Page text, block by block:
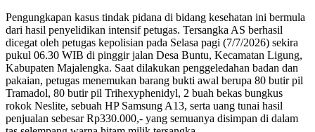
Pengungkapan kasus tindak pidana di bidang kesehatan ini bermula
dari hasil penyelidikan intensif petugas. Tersangka AS berhasil
dicegat oleh petugas kepolisian pada Selasa pagi (7/7/2026) sekira
pukul 06.30 WIB di pinggir jalan Desa Buntu, Kecamatan Ligung,
Kabupaten Majalengka. Saat dilakukan penggeledahan badan dan
pakaian, petugas menemukan barang bukti awal berupa 80 butir pil
Tramadol, 80 butir pil Trihexyphenidyl, 2 buah bekas bungkus
rokok Neslite, sebuah HP Samsung A13, serta uang tunai hasil
penjualan sebesar Rp330.000,- yang semuanya disimpan di dalam